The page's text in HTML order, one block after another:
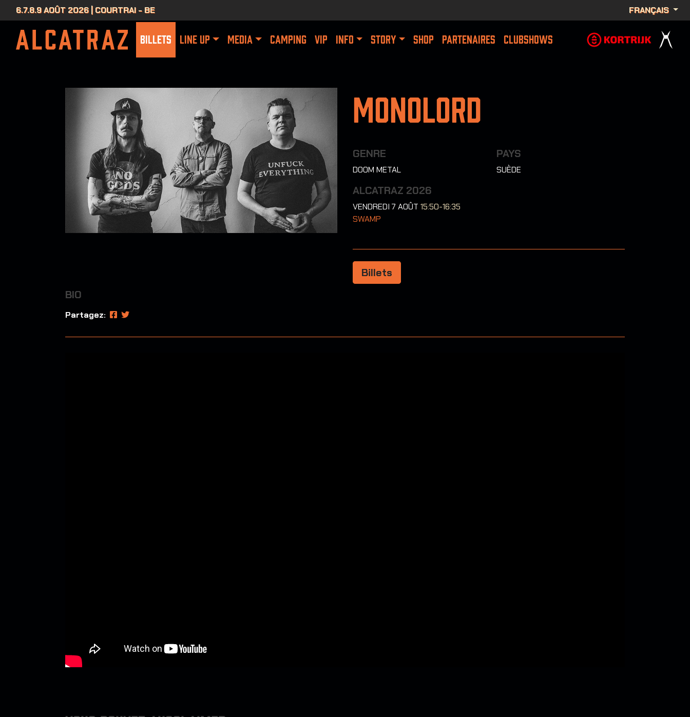
6.7.8.9 AOÛT 2026 | COURTRAI - BE FRANÇAIS
BILLETS LINE UP MEDIA CAMPING VIP INFO STORY SHOP PARTENAIRES CLUBSHOWS
Monolord
GENRE
DOOM METAL
PAYS
SUÈDE
ALCATRAZ 2026
VENDREDI 7 AOÛT 15:50-16:35
SWAMP
Billets
BIO
Partagez: